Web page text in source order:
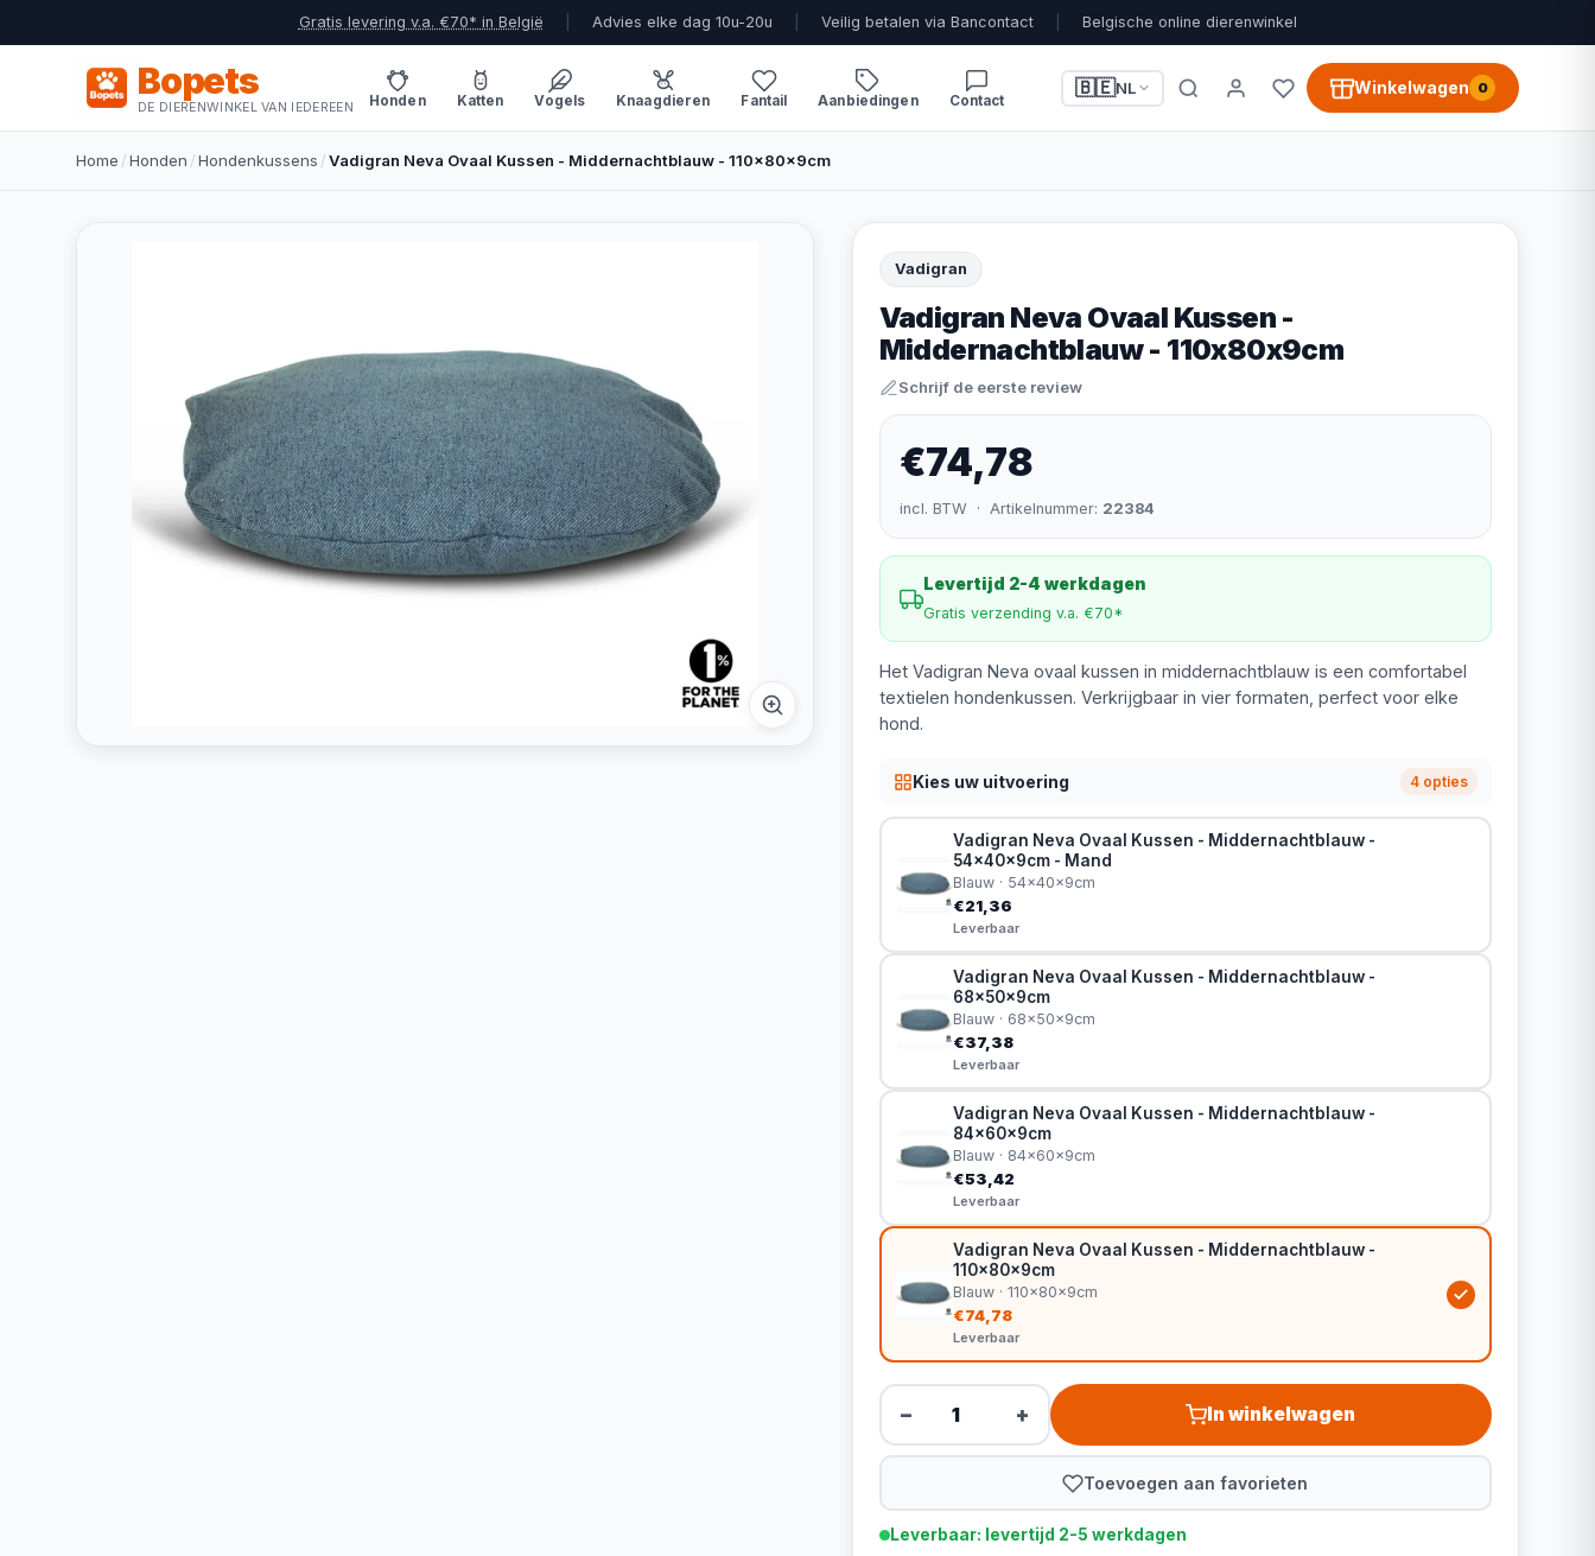
Gratis levering v.a. €70* in België Advies elke dag 10u-20u Veilig betalen via Bancontact Belgische online dierenwinkel
Bopets
DE DIERENWINKEL VAN IEDEREEN Honden Katten Vogels Knaagdieren Fantail Aanbiedingen Contact
🇧🇪NL Winkelwagen 0
Home /Honden /Hondenkussens /Vadigran Neva Ovaal Kussen - Middernachtblauw - 110x80x9cm
Vadigran
Vadigran Neva Ovaal Kussen -
Middernachtblauw - 110x80x9cm
Schrijf de eerste review
€74,78
incl. BTW · Artikelnummer: 22384
Levertijd 2-4 werkdagen
Gratis verzending v.a. €70*
Het Vadigran Neva ovaal kussen in middernachtblauw is een comfortabel
textielen hondenkussen. Verkrijgbaar in vier formaten, perfect voor elke
hond.
Kies uw uitvoering 4 opties
Vadigran Neva Ovaal Kussen - Middernachtblauw -
54x40x9cm - Mand
Blauw · 54x40x9cm
€21,36
Leverbaar
Vadigran Neva Ovaal Kussen - Middernachtblauw -
68x50x9cm
Blauw · 68x50x9cm
€37,38
Leverbaar
Vadigran Neva Ovaal Kussen - Middernachtblauw -
84x60x9cm
Blauw · 84x60x9cm
€53,42
Leverbaar
Vadigran Neva Ovaal Kussen - Middernachtblauw -
110x80x9cm
Blauw · 110x80x9cm
€74,78
Leverbaar
− + In winkelwagen
Toevoegen aan favorieten
Leverbaar: levertijd 2-5 werkdagen